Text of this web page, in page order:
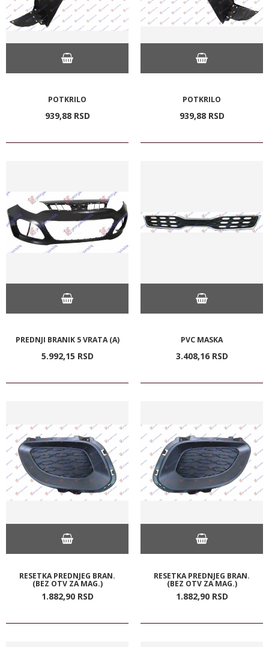
POTKRILO
939,88 RSD
POTKRILO
939,88 RSD
PREDNJI BRANIK 5 VRATA (A)
5.992,15 RSD
PVC MASKA
3.408,16 RSD
RESETKA PREDNJEG BRAN.
(BEZ OTV ZA MAG.)
1.882,90 RSD
RESETKA PREDNJEG BRAN.
(BEZ OTV ZA MAG.)
1.882,90 RSD